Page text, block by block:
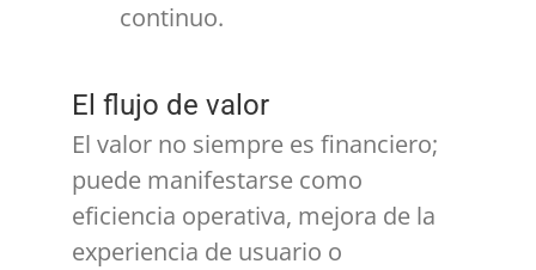
continuo.
El flujo de valor
El valor no siempre es financiero;
puede manifestarse como
eficiencia operativa, mejora de la
experiencia de usuario o